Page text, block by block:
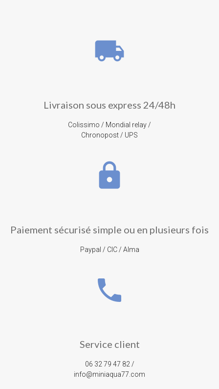
local_shipping
Livraison sous express 24/48h
Colissimo / Mondial relay /
Chronopost / UPS
lock
Paiement sécurisé simple ou en plusieurs fois
Paypal / CIC / Alma
phone
Service client
06 32 79 47 82 /
info@miniaqua77.com